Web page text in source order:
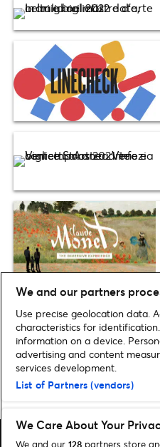
Scopri
Pagina iniziale»Tempo Libero»
We and our partners
Use precise geolocation data.
characteristics for
information on a device.
advertising and content
services development.
List of Partners (vendors)
We Care About Your
We and our 128 partners store